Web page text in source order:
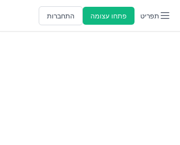
פתחו עצומה התחברות תפריט